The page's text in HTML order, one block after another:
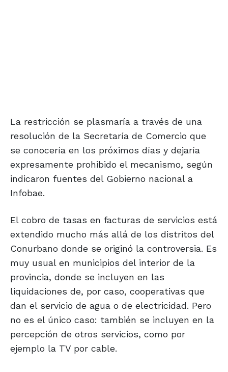
La restricción se plasmaría a través de una
resolución de la Secretaría de Comercio que
se conocería en los próximos días y dejaría
expresamente prohibido el mecanismo, según
indicaron fuentes del Gobierno nacional a
Infobae.
El cobro de tasas en facturas de servicios está
extendido mucho más allá de los distritos del
Conurbano donde se originó la controversia. Es
muy usual en municipios del interior de la
provincia, donde se incluyen en las
liquidaciones de, por caso, cooperativas que
dan el servicio de agua o de electricidad. Pero
no es el único caso: también se incluyen en la
percepción de otros servicios, como por
ejemplo la TV por cable.